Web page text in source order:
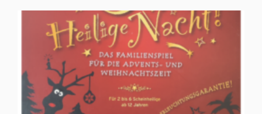
Oh, heilige Nacht!